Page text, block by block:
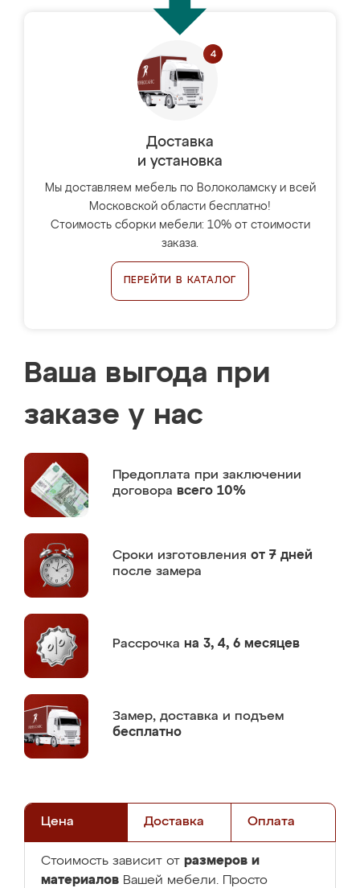
Доставка
и установка
Мы доставляем мебель по Волоколамску и всей
Московской области бесплатно!
Стоимость сборки мебели: 10% от стоимости
заказа.
ПЕРЕЙТИ В КАТАЛОГ
Ваша выгода при
заказе у нас
Предоплата при заключении
договора всего 10%
Сроки изготовления от 7 дней
после замера
Рассрочка на 3, 4, 6 месяцев
Замер, доставка и подъем
бесплатно
Цена Доставка Оплата
Стоимость зависит от размеров и
материалов Вашей мебели. Просто